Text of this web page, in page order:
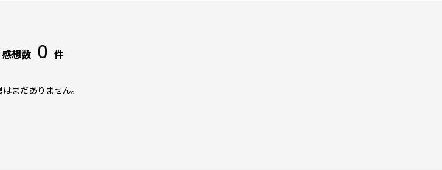
感想数 0 件
はまだありません。